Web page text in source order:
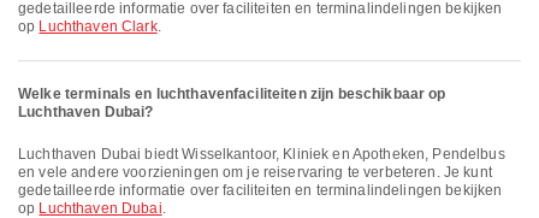
gedetailleerde informatie over faciliteiten en terminalindelingen bekijken
op Luchthaven Clark.
Welke terminals en luchthavenfaciliteiten zijn beschikbaar op
Luchthaven Dubai?
Luchthaven Dubai biedt Wisselkantoor, Kliniek en Apotheken, Pendelbus
en vele andere voorzieningen om je reiservaring te verbeteren. Je kunt
gedetailleerde informatie over faciliteiten en terminalindelingen bekijken
op Luchthaven Dubai.